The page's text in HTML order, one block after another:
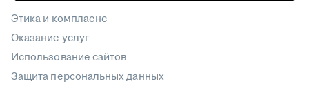
Этика и комплаенс
Оказание услуг
Использование сайтов
Защита персональных данных